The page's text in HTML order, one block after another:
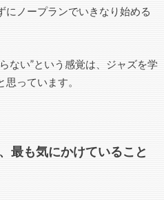
にノープランでいきなり始める
ない”という感覚は、ジャズを学
っています。
最も気にかけていること